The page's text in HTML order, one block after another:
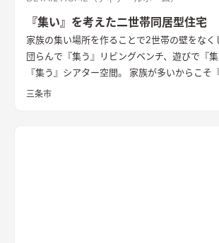
『集い』を考えた二世帯同居型住宅
家族の集い場所を作ることで2世帯の壁をなく
団らんで『集う』リビングベンチ、遊びで『
『集う』シアター空間。 家族が多いからこそ『集い』を大切に
したお家になっています。
三条市